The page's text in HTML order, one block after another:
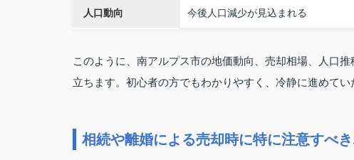
人口動向 今後人口減少が見込まれる
このように、南アルプス市の地価動向、売却相場、人口
立ちます。初心者の方でもわかりやすく、冷静に進めてい
相続や離婚による売却時に特に注意すべ